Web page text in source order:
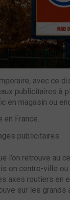
avec ce
publicitaires
en magasin ou
en France.
publicitaires :
l’on retrouve au
en centre-ville
axes routiers en
sur les